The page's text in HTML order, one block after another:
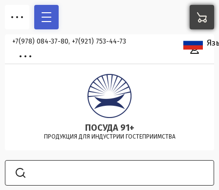
+7(978) 084-37-80, +7(921) 753-44-73
ПОСУДА 91+
ПРОДУКЦИЯ ДЛЯ ИНДУСТРИИ ГОСТЕПРИИМСТВА